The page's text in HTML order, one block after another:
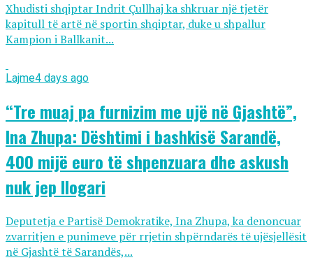
Xhudisti shqiptar Indrit Çullhaj ka shkruar një tjetër
kapitull të artë në sportin shqiptar, duke u shpallur
Kampion i Ballkanit...
Lajme4 days ago
“Tre muaj pa furnizim me ujë në Gjashtë”,
Ina Zhupa: Dështimi i bashkisë Sarandë,
400 mijë euro të shpenzuara dhe askush
nuk jep llogari
Deputetja e Partisë Demokratike, Ina Zhupa, ka denoncuar
zvarritjen e punimeve për rrjetin shpërndarës të ujësjellësit
në Gjashtë të Sarandës,...